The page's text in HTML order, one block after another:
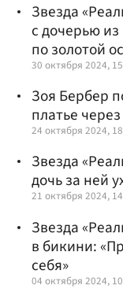
Звезда
с дочерью
по золотой
30 октября 2024,
Зоя Бербер
платье
24 октября 2024,
Звезда
дочь за ней
21 октября 2024,
Звезда
в бикини:
себя»
04 октября 2024,